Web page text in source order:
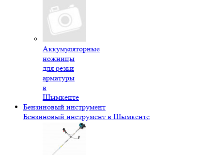
Аккумуляторные
ножницы
для резки
арматуры
в
Шымкенте
Бензиновый инструмент
Бензиновый инструмент в Шымкенте